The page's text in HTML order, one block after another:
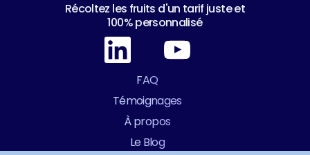
Récoltez les fruits d'un tarif juste et
100% personnalisé
FAQ
Témoignages
À propos
Le Blog